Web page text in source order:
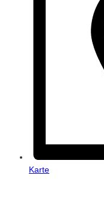
Karte